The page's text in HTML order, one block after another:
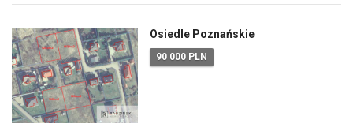
Osiedle Poznańskie
90 000 PLN